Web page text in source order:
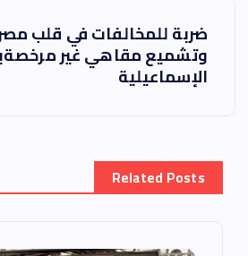
م
ضربة للمخالفات في قلب
وتشميع مقاهي غير
الإسماعيلية
Related Posts